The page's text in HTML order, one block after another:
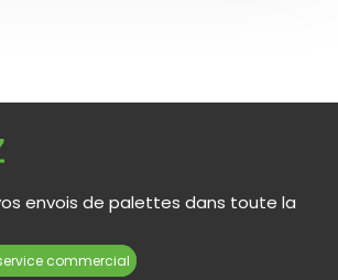
envois de palettes dans toute la
commercial